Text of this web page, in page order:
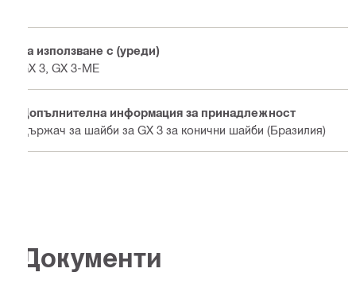
За използване с (уреди)
GX 3, GX 3-ME
Допълнителна информация за принадлежност
Държач за шайби за GX 3 за конични шайби (Бразилия)
Документи